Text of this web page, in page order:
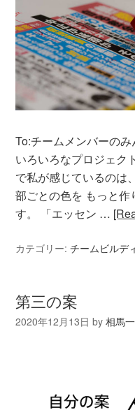
To:チームメンバーの
いろいろなプロジェク
で私が感じているのは
部ごとの色を もっと
す。 「エッセン …
カテゴリー:チームビルデ
第三の案
2020年12月13日 by相馬